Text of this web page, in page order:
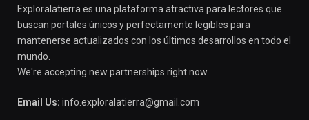
Exploralatierra es una plataforma atractiva para lectores que
buscan portales únicos y perfectamente legibles para
mantenerse actualizados con los últimos desarrollos en todo el
mundo.
We're accepting new partnerships right now.
Email Us: info.exploralatierra@gmail.com